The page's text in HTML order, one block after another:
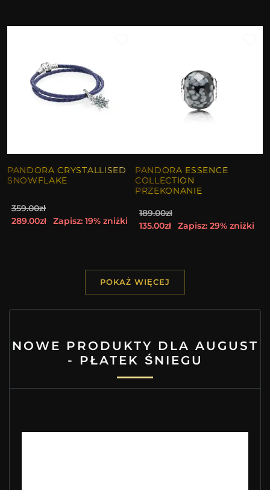
PANDORA CRYSTALLISED
SNOWFLAKE
359.00zł
289.00zł
Zapisz: 19% zniżki
PANDORA ESSENCE
COLLECTION
PRZEKONANIE
189.00zł
135.00zł
Zapisz: 29% zniżki
POKAŻ WIĘCEJ
NOWE PRODUKTY DLA AUGUST
- PŁATEK ŚNIEGU